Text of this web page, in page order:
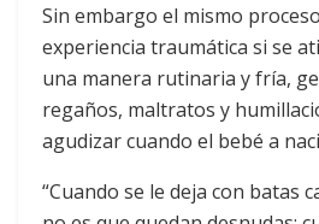
Sin embargo el mismo
experiencia traumática si se
una manera rutinaria y fría,
regaños, maltratos y
agudizar cuando el bebé a
“Cuando se le deja con batas